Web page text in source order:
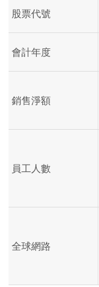
股票代號
會計年度
銷售淨額
員工人數
全球網路